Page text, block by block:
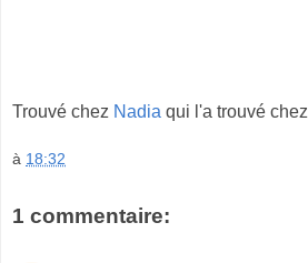
Trouvé chez Nadia qui l'a trouvé chez
à 18:32
1 commentaire: